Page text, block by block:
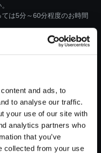
and ads, to
to analyse our traffic.
your use of our site with
analytics partners who
that you’ve
collected from your use
は5分～60分程度のお時間
ロードの際には、通信環境
さい。
VILLAG
SOUNDTRACK T